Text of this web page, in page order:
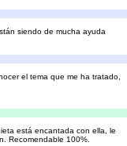
siendo de mucha ayuda
el tema que me ha tratado,
está encantada con ella, le
Recomendable 100%.